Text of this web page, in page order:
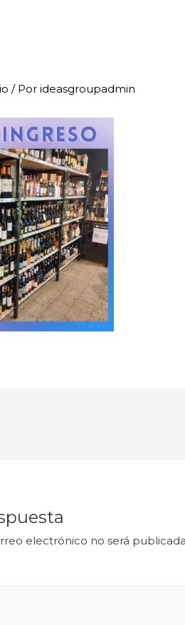
/ Porideasgroupadmin
electrónico no será